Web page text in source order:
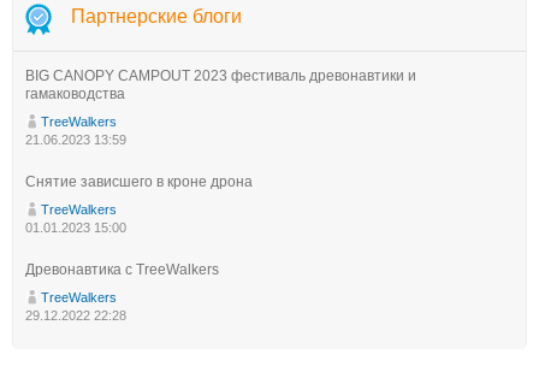
Партнерские блоги
BIG CANOPY CAMPOUT 2023 фестиваль древонавтики и
гамаководства
TreeWalkers
21.06.2023 13:59
Снятие зависшего в кроне дрона
TreeWalkers
01.01.2023 15:00
Древонавтика с TreeWalkers
TreeWalkers
29.12.2022 22:28